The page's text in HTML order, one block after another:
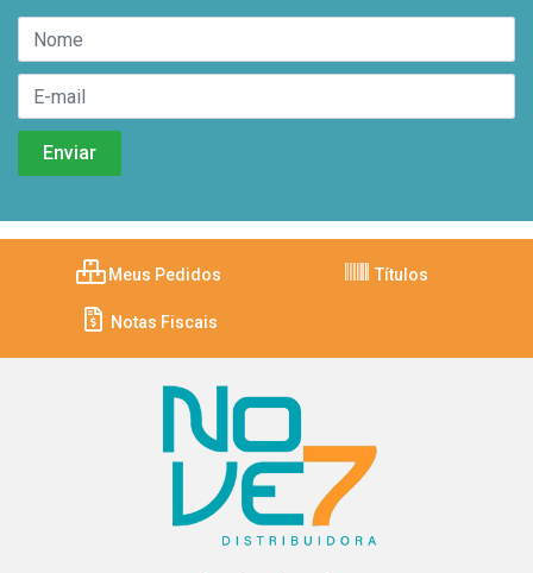
Meus Pedidos Títulos
Notas Fiscais